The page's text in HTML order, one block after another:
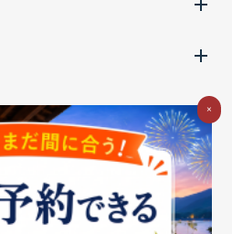
ウェブアクセシビリティの取り組み
×